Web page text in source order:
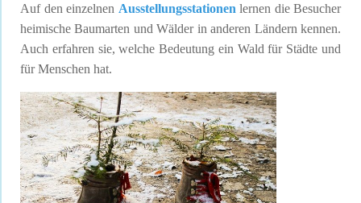
Auf den einzelnen Ausstellungsstationen lernen die Besucher
heimische Baumarten und Wälder in anderen Ländern kennen.
Auch erfahren sie, welche Bedeutung ein Wald für Städte und
für Menschen hat.